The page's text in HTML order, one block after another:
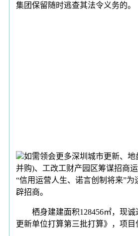
集团保留随时逃查其法令义务的。
如需领会更多深圳城市更新、地
并购)、工改工财产园区筹谋招商
“信用运营人生、诺言创制将来”
辟招商。
栖身建建面积128456㎡，现诚
更新单位打算第三批打算》，项